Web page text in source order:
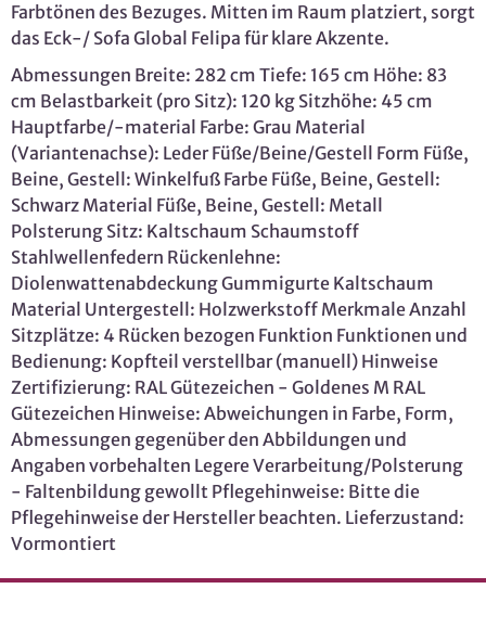
Farbtönen des Bezuges. Mitten im Raum platziert, sorgt
das Eck-/ Sofa Global Felipa für klare Akzente.
Abmessungen Breite: 282 cm Tiefe: 165 cm Höhe: 83
cm Belastbarkeit (pro Sitz): 120 kg Sitzhöhe: 45 cm
Hauptfarbe/-material Farbe: Grau Material
(Variantenachse): Leder Füße/Beine/Gestell Form Füße,
Beine, Gestell: Winkelfuß Farbe Füße, Beine, Gestell:
Schwarz Material Füße, Beine, Gestell: Metall
Polsterung Sitz: Kaltschaum Schaumstoff
Stahlwellenfedern Rückenlehne:
Diolenwattenabdeckung Gummigurte Kaltschaum
Material Untergestell: Holzwerkstoff Merkmale Anzahl
Sitzplätze: 4 Rücken bezogen Funktion Funktionen und
Bedienung: Kopfteil verstellbar (manuell) Hinweise
Zertifizierung: RAL Gütezeichen - Goldenes M RAL
Gütezeichen Hinweise: Abweichungen in Farbe, Form,
Abmessungen gegenüber den Abbildungen und
Angaben vorbehalten Legere Verarbeitung/Polsterung
- Faltenbildung gewollt Pflegehinweise: Bitte die
Pflegehinweise der Hersteller beachten. Lieferzustand:
Vormontiert